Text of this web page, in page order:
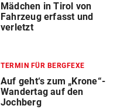
Mädchen in Tirol von
Fahrzeug erfasst und
verletzt
TERMIN FÜR BERGFEXE
Auf geht‘s zum „Krone“-
Wandertag auf den
Jochberg